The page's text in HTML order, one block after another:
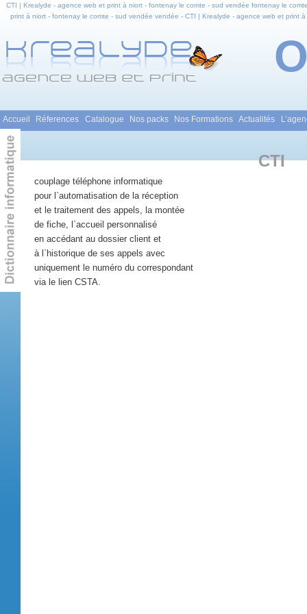
CTI | Krealyde - agence web et print à niort - fontenay le comte - sud vendée fontenay le
print à niort - fontenay le comte - sud vendée vendée - CTI | Krealyde - agence web et
Menu principal
Aller au contenu principal
Aller au contenu secondaire
Accueil Réferences Catalogue Nos packs Nos Formations Actualités
CTI
couplage téléphone informatique
pour l`automatisation de la réception
et le traitement des appels, la montée
de fiche, l`accueil personnalisé
en accédant au dossier client et
à l`historique de ses appels avec
uniquement le numéro du correspondant
via le lien CSTA.